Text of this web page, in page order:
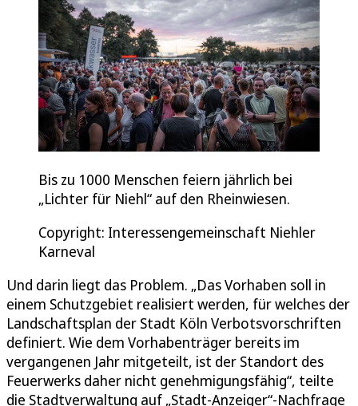
Bis zu 1000 Menschen feiern jährlich bei
„Lichter für Niehl“ auf den Rheinwiesen.
Copyright: Interessengemeinschaft Niehler
Karneval
Und darin liegt das Problem. „Das Vorhaben soll in
einem Schutzgebiet realisiert werden, für welches der
Landschaftsplan der Stadt Köln Verbotsvorschriften
definiert. Wie dem Vorhabenträger bereits im
vergangenen Jahr mitgeteilt, ist der Standort des
Feuerwerks daher nicht genehmigungsfähig“, teilte
die Stadtverwaltung auf „Stadt-Anzeiger“-Nachfrage